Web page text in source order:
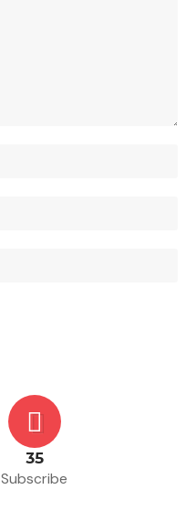
35
Subscribe